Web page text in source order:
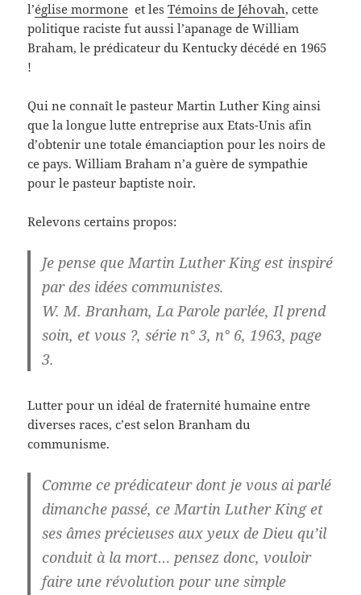
l’église mormone et lesTémoins de Jéhovah, cette
politique raciste fut aussi l’apanage de William
Braham, le prédicateur du Kentucky décédé en 1965
!
Qui ne connaît le pasteur Martin Luther King ainsi
que la longue lutte entreprise aux Etats-Unis afin
d’obtenir une totale émanciaption pour les noirs de
ce pays. William Braham n’a guère de sympathie
pour le pasteur baptiste noir.
Relevons certains propos:
Je pense que Martin Luther King est inspiré
par des idées communistes.
W. M. Branham, La Parole parlée, Il prend
soin, et vous ?, série n° 3, n° 6, 1963, page
3.
Lutter pour un idéal de fraternité humaine entre
diverses races, c’est selon Branham du
communisme.
Comme ce prédicateur dont je vous ai parlé
dimanche passé, ce Martin Luther King et
ses âmes précieuses aux yeux de Dieu qu’il
conduit à la mort… pensez donc, vouloir
faire une révolution pour une simple